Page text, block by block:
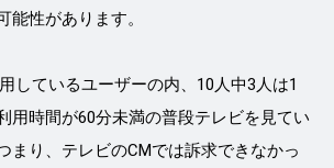
能性があります。
しているユーザーの内、10人中3人は1
用時間が60分未満の普段テレビを見てい
まり、テレビのCMでは訴求できなかっ